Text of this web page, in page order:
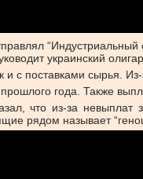
украинский
поставками сырья.
года. Также
что из-за
рядом называет